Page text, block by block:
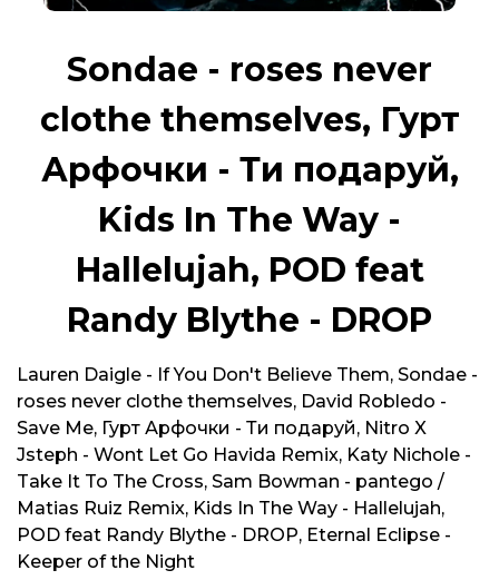
Sondae - roses never
clothe themselves, Гурт
Арфочки - Ти подаруй,
Kids In The Way -
Hallelujah, POD feat
Randy Blythe - DROP
Lauren Daigle - If You Don't Believe Them, Sondae -
roses never clothe themselves, David Robledo -
Save Me, Гурт Арфочки - Ти подаруй, Nitro X
Jsteph - Wont Let Go Havida Remix, Katy Nichole -
Take It To The Cross, Sam Bowman - pantego /
Matias Ruiz Remix, Kids In The Way - Hallelujah,
POD feat Randy Blythe - DROP, Eternal Eclipse -
Keeper of the Night